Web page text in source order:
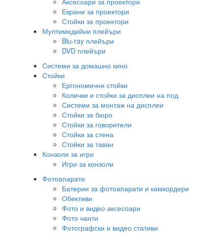
Екрани за проектори
Стойки за проектори
Мултимедийни плейъри
Blu-ray плейъри
DVD плейъри
Системи за домашно кино
Стойки
Ергономични стойки
Колички и стойки за дисплеи на под
Системи за монтаж на дисплеи
Стойки за бюро
Стойки за говорители
Стойки за стена
Стойки за таван
Конзоли за игри
Игри за конзоли
Фотоапарати
Батерии за фотоапарати и камкордери
Обективи
Фото и видео аксесоари
Фото чанти
Фотографски и видео стативи